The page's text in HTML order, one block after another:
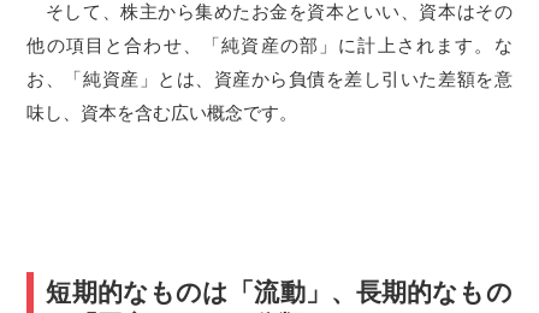
そして、株主から集めたお金を資本といい、資本はその
他の項目と合わせ、「純資産の部」に計上されます。な
お、「純資産」とは、資産から負債を差し引いた差額を意
味し、資本を含む広い概念です。
短期的なものは「流動」、長期的なもの